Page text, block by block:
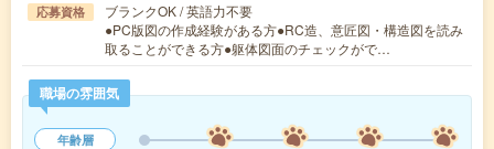
応募資格
ブランクOK / 英語力不要
●PC版図の作成経験がある方●RC造、意匠図・構造図を読み
取ることができる方●躯体図面のチェックがで…
職場の雰囲気
年齢層